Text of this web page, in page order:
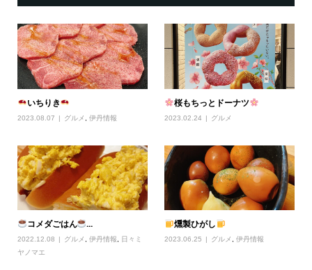
いちりき
2023.08.07 グルメ 伊丹情報
桜もちっとドーナツ
2023.02.24 グルメ
コメダごはん ...
2022.12.08 グルメ 伊丹情報
日々ミ
ヤノマエ
燻製ひがし
2023.06.25 グルメ ,伊丹情報